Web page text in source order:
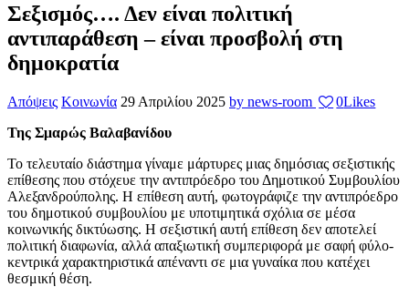
Σεξισμός…. Δεν είναι πολιτική
αντιπαράθεση – είναι προσβολή στη
δημοκρατία
Απόψεις Κοινωνία 29 Απριλίου 2025 by news-room 0Likes
Της Σμαρώς Βαλαβανίδου
Το τελευταίο διάστημα γίναμε μάρτυρες μιας δημόσιας σεξιστικής
επίθεσης που στόχευε την αντιπρόεδρο του Δημοτικού Συμβουλίου
Αλεξανδρούπολης. Η επίθεση αυτή, φωτογράφιζε την αντιπρόεδρο
του δημοτικού συμβουλίου με υποτιμητικά σχόλια σε μέσα
κοινωνικής δικτύωσης. Η σεξιστική αυτή επίθεση δεν αποτελεί
πολιτική διαφωνία, αλλά απαξιωτική συμπεριφορά με σαφή φύλο-
κεντρικά χαρακτηριστικά απέναντι σε μια γυναίκα που κατέχει
θεσμική θέση.